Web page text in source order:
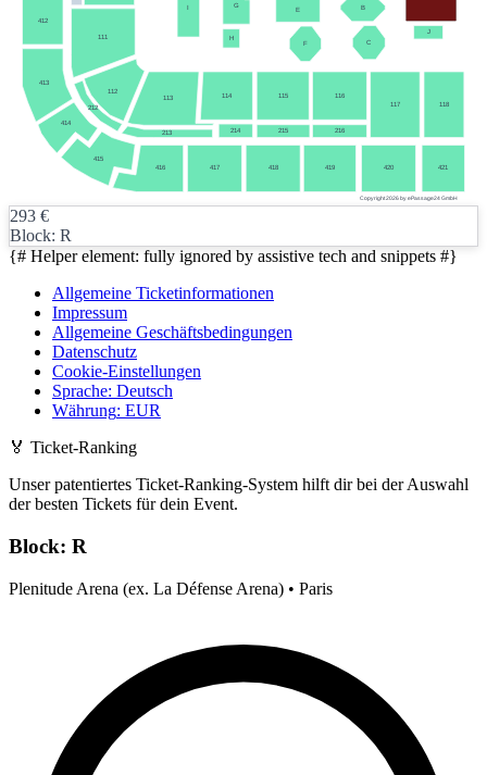
111
112
113
114 115
116
117
118
417 418 419 420 421
412
413
414
415
416
212
213 214 215 216
J
B
C
E
F
H
G
Copyright 2026 by ePassage24 GmbH
293 €
Block: R
{# Helper element: fully ignored by assistive tech and snippets #}
Allgemeine Ticketinformationen
Impressum
Allgemeine Geschäftsbedingungen
Datenschutz
Cookie-Einstellungen
Sprache: Deutsch
Währung: EUR
🏅 Ticket-Ranking
Unser patentiertes Ticket-Ranking-System hilft dir bei der Auswahl
der besten Tickets für dein Event.
Block: R
Plenitude Arena (ex. La Défense Arena) • Paris